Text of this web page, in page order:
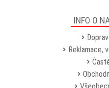
INFO O
Reklamace,